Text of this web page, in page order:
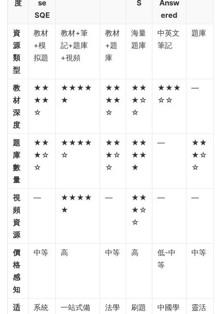
度
se
SQE
S
Answ
ered
資
源
類
型
教材
+模
拟題
教材+筆
記+題庫
+視頻
教材
+題
庫
海量
題庫
中英文
筆記
題庫
教
材
深
度
★★
★★
☆
★★★★
★
★★
★★
☆
★★
★☆
☆
★★★
☆☆
—
題
庫
數
量
★★
★☆
☆
★★★★
☆
★★
★☆
☆
★★
★★
★
—
★★
★☆
☆
視
頻
資
源
—
★★★★
★
—
★★
★☆
☆
— —
價
格
感
知
中等 高 中等 高
低-中
等
中等
适
系統
一站式備
法學
刷題
中國學
靈活